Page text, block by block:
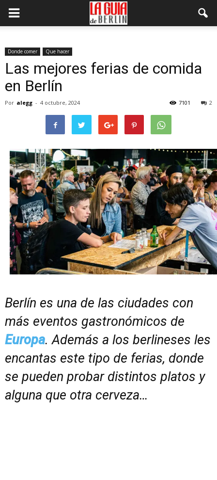
Donde comer Que hacer
Las mejores ferias de comida
en Berlín
Por alegg - 4 octubre, 2024 2
7101
Berlín es una de las ciudades con
más eventos gastronómicos de
Europa. Además a los berlineses les
encantas este tipo de ferias, donde
se pueden probar distintos platos y
alguna que otra cerveza…